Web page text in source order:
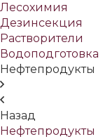
Лесохимия
Дезинсекция
Растворители
Водоподготовка
Нефтепродукты
Назад
Нефтепродукты